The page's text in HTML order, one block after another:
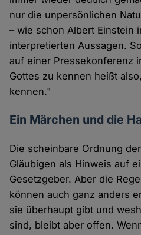
nur die unpersönlichen
– wie schon Albert Einstein
interpretierten Aussagen.
auf einer Pressekonferenz
Gottes zu kennen heißt
kennen."
Ein Märchen und die
Die scheinbare Ordnung
Gläubigen als Hinweis auf
Gesetzgeber. Aber die
können auch ganz anders
sie überhaupt gibt und
sind, bleibt aber offen.